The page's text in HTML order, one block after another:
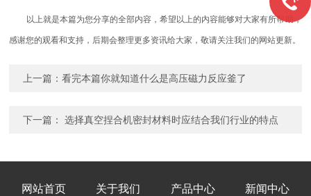
以上就是本篇为您分享的全部内容，希望以上的内容能够对大家有所帮助，
感谢您的观看和支持，后期会整理更多资讯给大家，敬请关注我们的网站更新。
上一篇：看完本篇你就知道什么是高压磁力反应釜了
下一篇：选择真空捏合机密封材料时应结合我们行业的特点
网站首页 关于我们 产品中心 新闻中心